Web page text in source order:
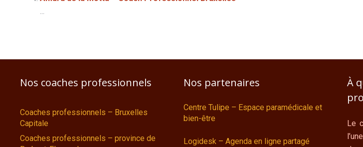
...
Nos coaches professionnels
Coaches professionnels – Bruxelles
Capitale
Coaches professionnels – province de
Nos partenaires
Centre Tulipe – Espace paramédicale et
bien-être
Logidesk – Agenda en ligne partagé
À
Le